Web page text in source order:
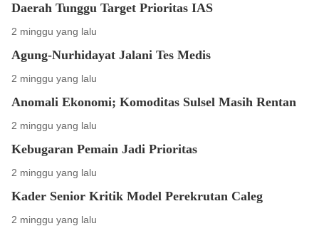
Daerah Tunggu Target Prioritas IAS
2 minggu yang lalu
Agung-Nurhidayat Jalani Tes Medis
2 minggu yang lalu
Anomali Ekonomi; Komoditas Sulsel Masih Rentan
2 minggu yang lalu
Kebugaran Pemain Jadi Prioritas
2 minggu yang lalu
Kader Senior Kritik Model Perekrutan Caleg
2 minggu yang lalu